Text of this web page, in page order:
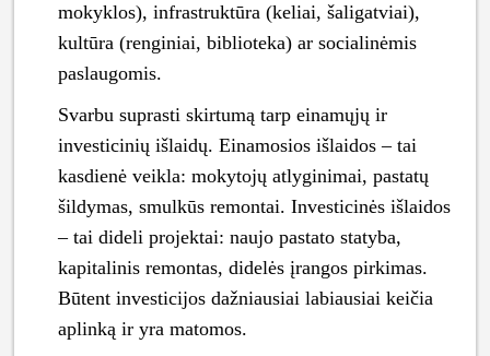
mokyklos), infrastruktūra (keliai, šaligatviai),
kultūra (renginiai, biblioteka) ar socialinėmis
paslaugomis.
Svarbu suprasti skirtumą tarp einamųjų ir
investicinių išlaidų. Einamosios išlaidos – tai
kasdienė veikla: mokytojų atlyginimai, pastatų
šildymas, smulkūs remontai. Investicinės išlaidos
– tai dideli projektai: naujo pastato statyba,
kapitalinis remontas, didelės įrangos pirkimas.
Būtent investicijos dažniausiai labiausiai keičia
aplinką ir yra matomos.